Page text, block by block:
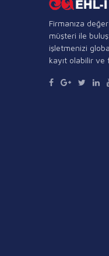
Firmanıza
müşteri ile
işletmenizi
kayıt olabilir ve